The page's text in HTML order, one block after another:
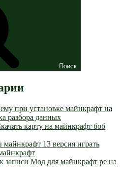
Поиск
при установке майнкрафт на
разбора данных
карту на майнкрафт боб
13 версия играть
к записи Мод для майнкрафт pe на